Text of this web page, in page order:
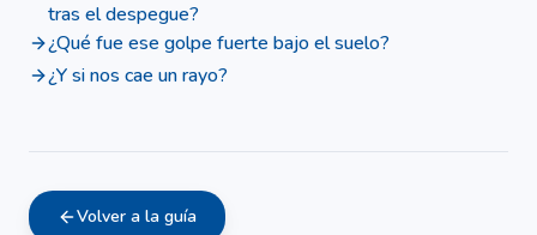
tras el despegue?
¿Qué fue ese golpe fuerte bajo el suelo?
¿Y si nos cae un rayo?
Volver a la guía